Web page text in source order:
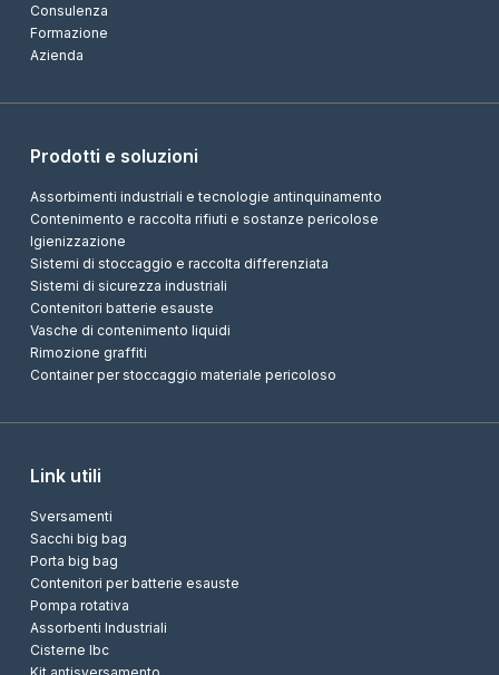
Consulenza
Formazione
Azienda
Prodotti e soluzioni
Assorbimenti industriali e tecnologie antinquinamento
Contenimento e raccolta rifiuti e sostanze pericolose
Igienizzazione
Sistemi di stoccaggio e raccolta differenziata
Sistemi di sicurezza industriali
Contenitori batterie esauste
Vasche di contenimento liquidi
Rimozione graffiti
Container per stoccaggio materiale pericoloso
Link utili
Sversamenti
Sacchi big bag
Porta big bag
Contenitori per batterie esauste
Pompa rotativa
Assorbenti Industriali
Cisterne Ibc